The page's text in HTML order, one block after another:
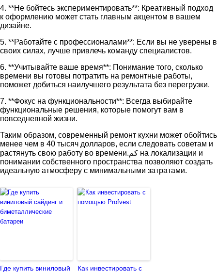
4. **Не бойтесь экспериментировать**: Креативный подход
к оформлению может стать главным акцентом в вашем
дизайне.
5. **Работайте с профессионалами**: Если вы не уверены в
своих силах, лучше привлечь команду специалистов.
6. **Учитывайте ваше время**: Понимание того, сколько
времени вы готовы потратить на ремонтные работы,
поможет добиться наилучшего результата без перегрузки.
7. **Фокус на функциональности**: Всегда выбирайте
функциональные решения, которые помогут вам в
повседневной жизни.
Таким образом, современный ремонт кухни может обойтись
менее чем в 40 тысяч долларов, если следовать советам и
растянуть свою работу во времени.كم на локализации и
понимании собственного пространства позволяют создать
идеальную атмосферу с минимальными затратами.
Где купить виниловый
Как инвестировать с